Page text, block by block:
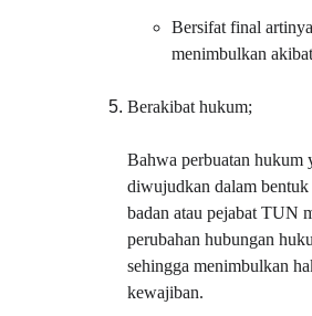
Bersifat final
menimbulkan
Berakibat hukum;
Bahwa perbuatan hukum
diwujudkan dalam bentuk
badan atau pejabat TUN
perubahan hubungan
sehingga menimbulkan
kewajiban.